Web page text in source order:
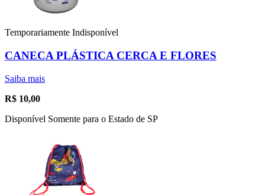
Temporariamente Indisponível
CANECA PLÁSTICA CERCA E FLORES
Saiba mais
R$ 10,00
Disponível Somente para o Estado de SP